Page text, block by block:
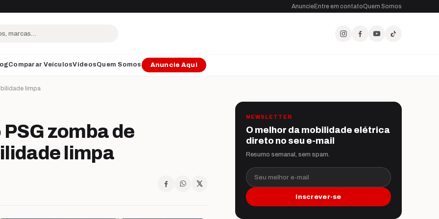
AnuncieEntre em contatoQuem Somos
Comparar VeículosVídeosQuem Somos Anuncie Aqui
limpa
zomba de
limpa
NEWSLETTER
O melhor da mobilidade elétrica
direto no seu e-mail
Resumo semanal, sem spam.
Seu melhor e-mail
Inscrever-se